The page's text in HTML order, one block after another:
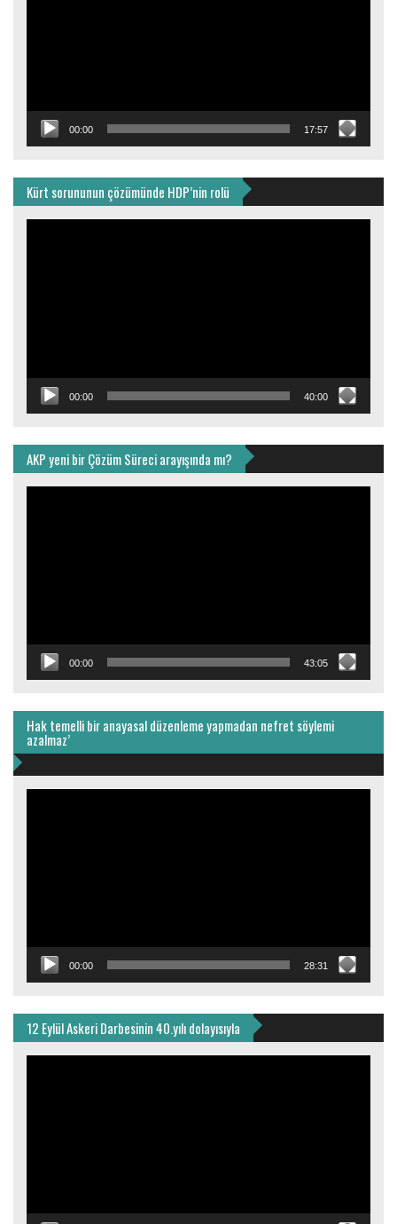
00:00 17:57
Kürt sorununun çözümünde HDP’nin rolü
00:00 40:00
AKP yeni bir Çözüm Süreci arayışında mı?
00:00 43:05
Hak temelli bir anayasal düzenleme yapmadan nefret söylemi
azalmaz’
00:00 28:31
12 Eylül Askeri Darbesinin 40.yılı dolayısıyla